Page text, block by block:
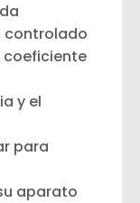
controlado
coeficiente
y el
para
aparato